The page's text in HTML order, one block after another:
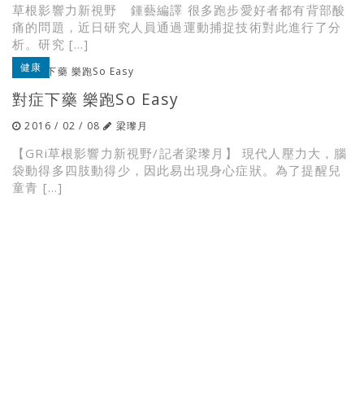
草根影響力新視野 鍾藝編譯 很多跑步愛好者都有背部酸
痛的問題，近日研究人員通過運動捕捉技術對此進行了分
析。研究 […]
健康
對症下藥 樂跑So Easy
2016 / 02 / 08 梁瓈月
【GRi草根影響力新視野/記者梁瓈月】 現代人壓力大，腦
袋動得多四肢動得少，因此易出現身心症狀。為了提醒兒
童青 […]